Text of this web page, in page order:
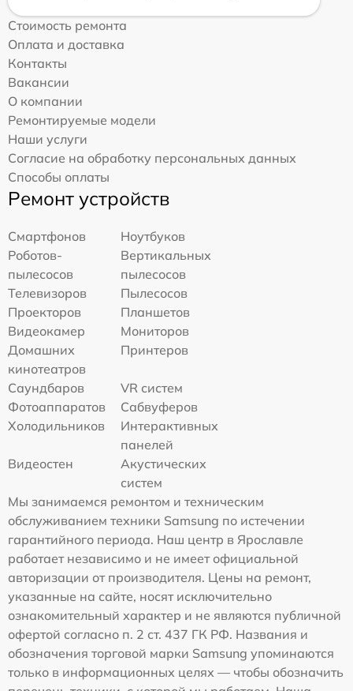
Стоимость ремонта
Оплата и доставка
Контакты
Вакансии
О компании
Ремонтируемые модели
Наши услуги
Согласие на обработку персональных данных
Способы оплаты
Ремонт устройств
Смартфонов
Ноутбуков
Роботов-
пылесосов
Вертикальных
пылесосов
Телевизоров
Пылесосов
Проекторов
Планшетов
Видеокамер
Мониторов
Домашних
кинотеатров
Принтеров
Саундбаров
VR систем
Фотоаппаратов
Сабвуферов
Холодильников
Интерактивных
панелей
Видеостен
Акустических
систем
Мы занимаемся ремонтом и техническим
обслуживанием техники Samsung по истечении
гарантийного периода. Наш центр в Ярославле
работает независимо и не имеет официальной
авторизации от производителя. Цены на ремонт,
указанные на сайте, носят исключительно
ознакомительный характер и не являются публичной
офертой согласно п. 2 ст. 437 ГК РФ. Названия и
обозначения торговой марки Samsung упоминаются
только в информационных целях — чтобы обозначить